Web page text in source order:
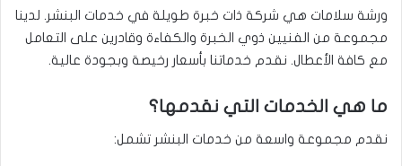
ورشة سلامات هي شركة ذات خبرة طويلة في خدمات البنشر. لدينا
مجموعة من الفنيين ذوي الخبرة والكفاءة وقادرين على التعامل
مع كافة الأعطال. نقدم خدماتنا بأسعار رخيصة وبجودة عالية.
ما هي الخدمات التي نقدمها؟
نقدم مجموعة واسعة من خدمات البنشر تشمل: